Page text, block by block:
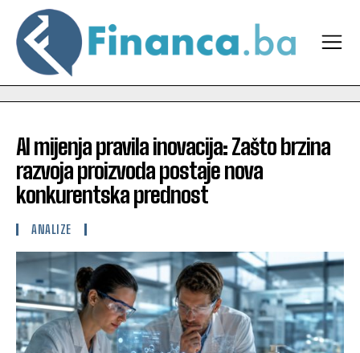
AI mijenja pravila inovacija: Zašto brzina
razvoja proizvoda postaje nova
konkurentska prednost
ANALIZE